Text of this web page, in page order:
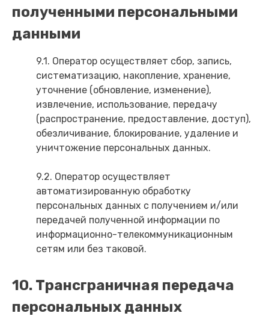
полученными персональными
данными
9.1. Оператор осуществляет сбор, запись,
систематизацию, накопление, хранение,
уточнение (обновление, изменение),
извлечение, использование, передачу
(распространение, предоставление, доступ),
обезличивание, блокирование, удаление и
уничтожение персональных данных.
9.2. Оператор осуществляет
автоматизированную обработку
персональных данных с получением и/или
передачей полученной информации по
информационно-телекоммуникационным
сетям или без таковой.
10. Трансграничная передача
персональных данных